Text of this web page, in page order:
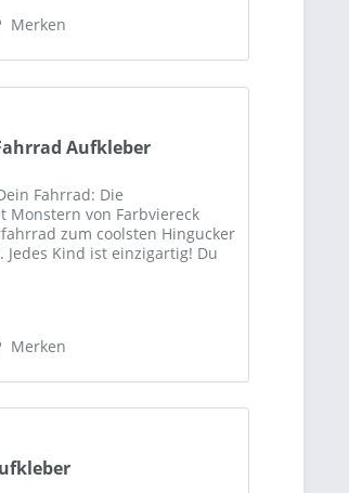
Merken
Aufkleber
Fahrrad: Die
Monstern von Farbviereck
zum coolsten Hingucker
Jedes Kind ist einzigartig! Du
Merken